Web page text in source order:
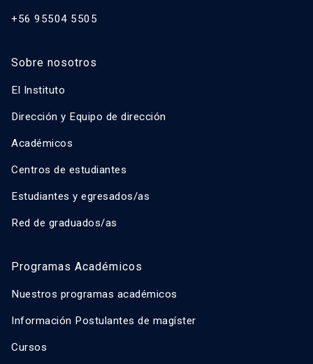
+56 95504 5505
Sobre nosotros
El Instituto
Dirección y Equipo de dirección
Académicos
Centros de estudiantes
Estudiantes y egresados/as
Red de graduados/as
Programas Académicos
Nuestros programas académicos
Información Postulantes de magíster
Cursos